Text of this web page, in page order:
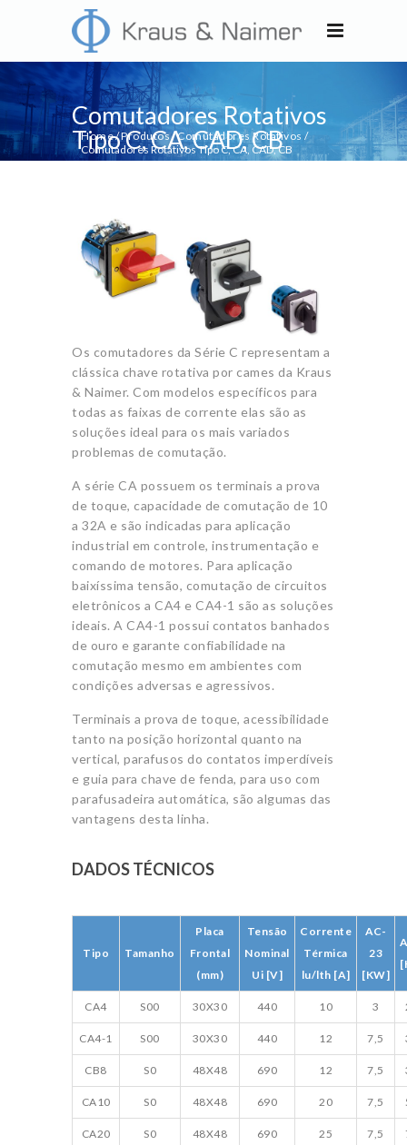
Comutadores Rotativos
Tipo C, CA, CAD, CB
Home/Produtos/Comutadores Rotativos /
Comutadores Rotativos Tipo C, CA, CAD, CB
Os comutadores da Série C representam a
clássica chave rotativa por cames da Kraus
& Naimer. Com modelos específicos para
todas as faixas de corrente elas são as
soluções ideal para os mais variados
problemas de comutação.
A série CA possuem os terminais a prova
de toque, capacidade de comutação de 10
a 32A e são indicadas para aplicação
industrial em controle, instrumentação e
comando de motores. Para aplicação
baixíssima tensão, comutação de circuitos
eletrônicos a CA4 e CA4-1 são as soluções
ideais. A CA4-1 possui contatos banhados
de ouro e garante confiabilidade na
comutação mesmo em ambientes com
condições adversas e agressivos.
Terminais a prova de toque, acessibilidade
tanto na posição horizontal quanto na
vertical, parafusos do contatos imperdíveis
e guia para chave de fenda, para uso com
parafusadeira automática, são algumas das
vantagens desta linha.
DADOS TÉCNICOS
Tipo Tamanho
Placa
Frontal
(mm)
Tensão
Nominal
Ui [V]
Corrente
Térmica
lu/lth [A]
AC-
23
[KW]
CA4 S00 30X30 440 10 3
CA4-1 S00 30X30 440 12 7,5
CB8 S0 48X48 690 12 7,5
CA10 S0 48X48 690 20 7,5
CA20 S0 48X48 690 25 7,5